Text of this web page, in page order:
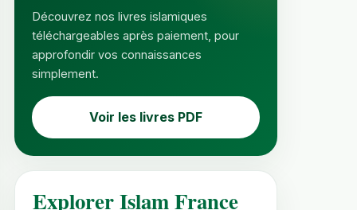
Découvrez nos livres islamiques
téléchargeables après paiement, pour
approfondir vos connaissances
simplement.
Voir les livres PDF
Explorer Islam France